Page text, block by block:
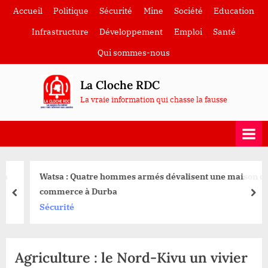
SkipAccueil Politique Sécurité Mine Société
Education
Infrastructure
Développement Emploi
Santé
Qui sommes-nous
La Cloche RDC
La vraie information qui chasse la fausse
Watsa : Quatre hommes armés dévalisent une maison de
commerce à Durba
Sécurité
prev
Agriculture : le Nord-Kivu un vivier